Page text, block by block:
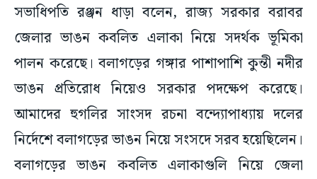
সভাধিপতি রঞ্জন ধাড়া বলেন, রাজ্য সরকার বরাবর
জেলার ভাঙন কবলিত এলাকা নিয়ে সদর্থক ভূমিকা
পালন করেছে। বলাগড়ের গঙ্গার পাশাপাশি কুন্তী নদীর
ভাঙন প্রতিরোধ নিয়েও সরকার পদক্ষেপ করেছে।
আমাদের হুগলির সাংসদ রচনা বন্দ্যোপাধ্যায় দলের
নির্দেশে বলাগড়ের ভাঙন নিয়ে সংসদে সরব হয়েছিলেন।
বলাগড়ের ভাঙন কবলিত এলাকাগুলি নিয়ে জেলা